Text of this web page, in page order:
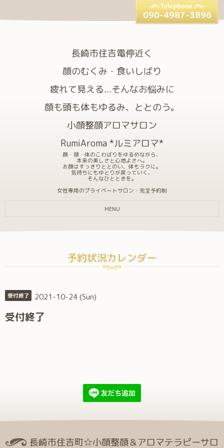
長崎市住吉電停近く
顔のむくみ・食いしばり
疲れて見える...そんなお悩みに
顔も頭も体もゆるみ、ととのう。
小顔整顔アロマサロン
RumiAroma *ルミアロマ*
顔・頭・体のこわばりをゆるめながら、
本来の美しさと心地よさへ。
お顔はすっきりととのい、体もラクに。
気持ちにもゆとりが戻っていく、
そんなひとときを。
女性専用のプライベートサロン・完全予約制
090-4987-3896
MENU
予約状況カレンダー
受付終了 2021-10-24 (Sun)
受付終了
長崎市住吉町☆小顔整顔＆アロマテラピーサロ